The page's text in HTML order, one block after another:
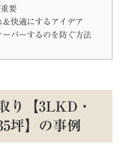
要
快適にするアイデア
バーするのを防ぐ方法
り【3LKD・
坪】の事例